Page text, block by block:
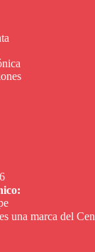
una marca del